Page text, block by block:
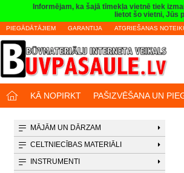
Informējam, ka šajā tīmekļa vietnē tiek
lietot šo vietni, Jūs
PIEGĀDĀTĀJIEM GARANTIJA ATGRIEŠANAS
KĀ NOPIRKT PAŠIZVĒŠANA UN
MĀJĀM UN DĀRZAM
CELTNIECĪBAS MATERIĀLI
INSTRUMENTI